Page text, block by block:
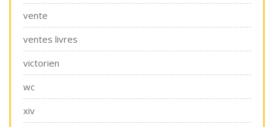
vente
ventes livres
victorien
wc
xiv